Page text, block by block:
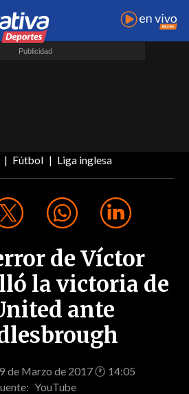
Fútbol Liga inglesa
de Víctor
la victoria de
ante
de Marzo de 2017 🕐 14:05
YouTube